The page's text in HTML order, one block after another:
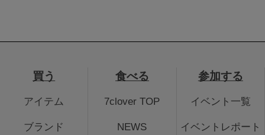
買う
アイテム
ブランド
食べる
7clover TOP
NEWS
参加する
イベント一覧
イベントレポート